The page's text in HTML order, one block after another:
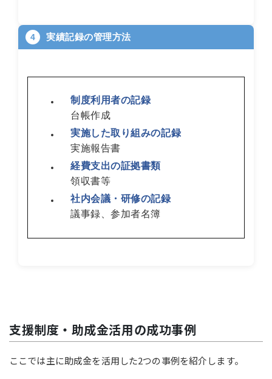
4 実績記録の管理方法
制度利用者の記録
台帳作成
実施した取り組みの記録
実施報告書
経費支出の証拠書類
領収書等
社内会議・研修の記録
議事録、参加者名簿
支援制度・助成金活用の成功事例
ここでは主に助成金を活用した2つの事例を紹介します。